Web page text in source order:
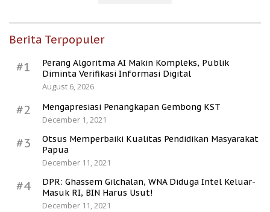
Berita Terpopuler
#1
Perang Algoritma AI Makin Kompleks, Publik
Diminta Verifikasi Informasi Digital
August 6, 2026
#2
Mengapresiasi Penangkapan Gembong KST
December 1, 2021
#3
Otsus Memperbaiki Kualitas Pendidikan Masyarakat
Papua
December 11, 2021
#4
DPR: Ghassem Gilchalan, WNA Diduga Intel Keluar-
Masuk RI, BIN Harus Usut!
December 11, 2021